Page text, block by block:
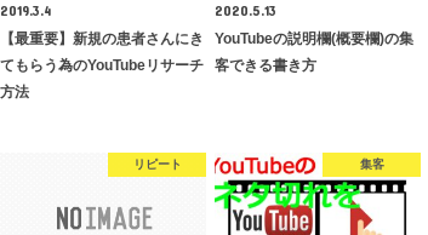
2019.3.4
【最重要】新規の患者さんにき
てもらう為のYouTubeリサーチ
方法
2020.5.13
YouTubeの説明欄(概要欄)の集
客できる書き方
リピート 集客